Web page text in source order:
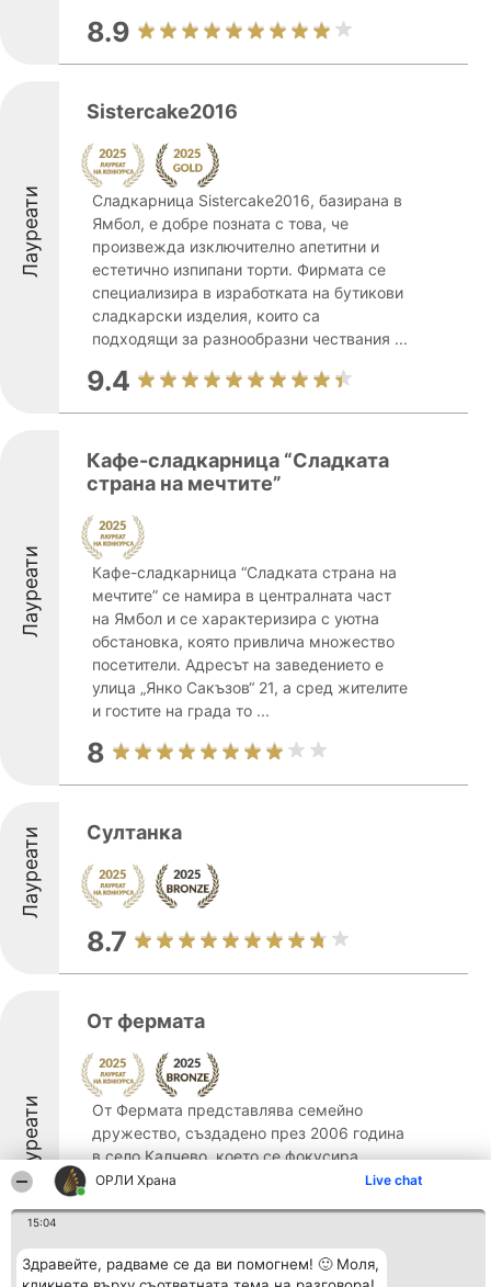
ОРЛИ Храна Live chat
15:04
Здравейте, радваме се да ви помогнем! 🙂 Моля,
8.9
Лауреати
Sistercake2016
Сладкарница Sistercake2016, базирана в
Ямбол, е добре позната с това, че
произвежда изключително апетитни и
естетично изпипани торти. Фирмата се
специализира в изработката на бутикови
сладкарски изделия, които са
подходящи за разнообразни чествания ...
9.4
Лауреати
Кафе-сладкарница “Сладката
страна на мечтите”
Кафе-сладкарница “Сладката страна на
мечтите” се намира в централната част
на Ямбол и се характеризира с уютна
обстановка, която привлича множество
посетители. Адресът на заведението е
улица „Янко Сакъзов“ 21, а сред жителите
и гостите на града то ...
8
Лауреати Султанка
8.7
Лауреати
От фермата
От Фермата представлява семейно
дружество, създадено през 2006 година
в село Калчево, което се фокусира
върху производството на прясно
цикъл на работа, включващ всички ...